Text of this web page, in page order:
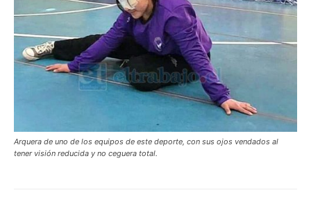
Arquera de uno de los equipos de este deporte, con sus ojos vendados al
tener visión reducida y no ceguera total.